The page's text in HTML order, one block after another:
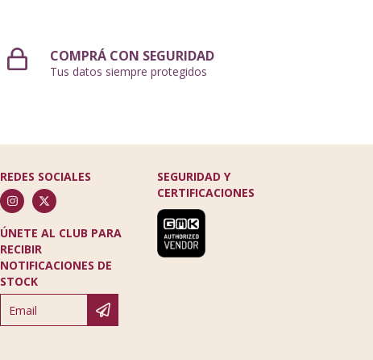
COMPRÁ CON SEGURIDAD
Tus datos siempre protegidos
REDES SOCIALES
ÚNETE AL CLUB PARA
RECIBIR
NOTIFICACIONES DE
STOCK
SEGURIDAD Y
CERTIFICACIONES